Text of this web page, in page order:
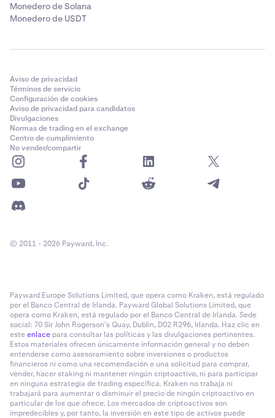
Monedero de Solana
Monedero de USDT
Aviso de privacidad
Términos de servicio
Configuración de cookies
Aviso de privacidad para candidatos
Divulgaciones
Normas de trading en el exchange
Centro de cumplimiento
No vender/compartir
© 2011 - 2026 Payward, Inc.
Payward Europe Solutions Limited, que opera como Kraken, está regulado
por el Banco Central de Irlanda. Payward Global Solutions Limited, que
opera como Kraken, está regulado por el Banco Central de Irlanda. Sede
social: 70 Sir John Rogerson’s Quay, Dublin, D02 R296, Irlanda. Haz clic en
esteenlace para consultar las políticas y las divulgaciones pertinentes.
Estos materiales ofrecen únicamente información general y no deben
entenderse como asesoramiento sobre inversiones o productos
financieros ni como una recomendación o una solicitud para comprar,
vender, hacer staking ni mantener ningún criptoactivo, ni para participar
en ninguna estrategia de trading específica. Kraken no trabaja ni
trabajará para aumentar o disminuir el precio de ningún criptoactivo en
particular de los que ofrece. Los mercados de criptoactivos son
impredecibles y, por tanto, la inversión en este tipo de activos puede